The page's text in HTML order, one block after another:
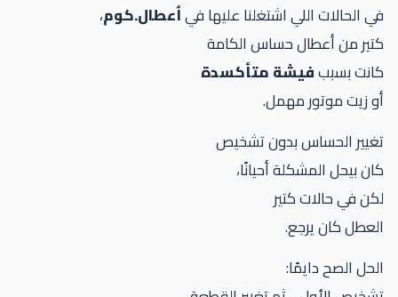
في الحالات اللي اشتغلنا عليها فيأعطال.كوم،
كتير من أعطال حساس الكامة
كانت بسببفيشة متأكسدة
أو زيت موتور مهمل.
تغيير الحساس بدون تشخيص
كان بيحل المشكلة أحيانًا،
لكن في حالات كتير
العطل كان يرجع.
الحل الصح دايمًا: